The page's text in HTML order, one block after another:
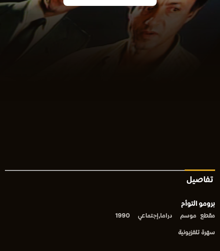
تفاصيل
برومو التوأم
مقطع موسم دراما,إجتماعي 1990
سهرة تلفزيونية